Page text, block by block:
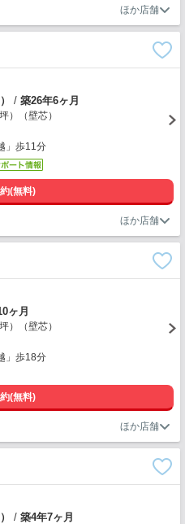
/ 築26年6ヶ月
）（壁芯）
」歩11分
(無料)
ヶ月
）（壁芯）
」歩18分
(無料)
/ 築4年7ヶ月